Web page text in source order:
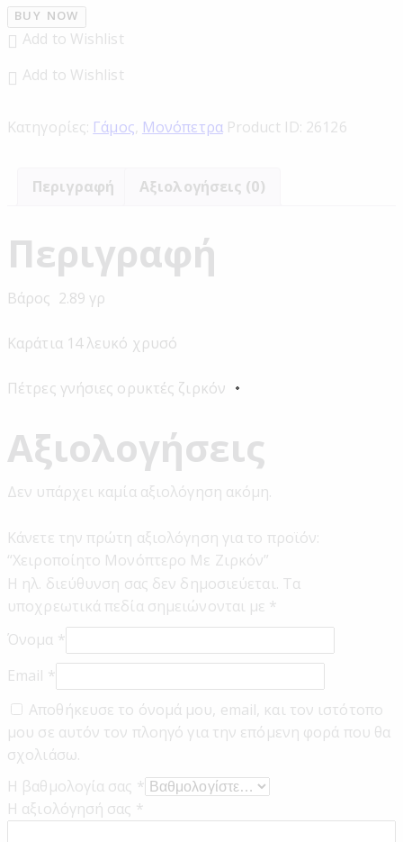
BUY NOW
Add to Wishlist
Add to Wishlist
Κατηγορίες: Γάμος, Μονόπετρα Product ID: 26126
Περιγραφή Αξιολογήσεις (0)
Περιγραφή
Βάρος 2.89 γρ
Καράτια 14 λευκό χρυσό
Πέτρες γνήσιες ορυκτές ζιρκόν
Αξιολογήσεις
Δεν υπάρχει καμία αξιολόγηση ακόμη.
Κάνετε την πρώτη αξιολόγηση για το προϊόν:
“Χειροποίητο Μονόπτερο Με Ζιρκόν”
Η ηλ. διεύθυνση σας δεν δημοσιεύεται. Τα
υποχρεωτικά πεδία σημειώνονται με *
Όνομα *
Email *
Αποθήκευσε το όνομά μου, email, και τον ιστότοπο
μου σε αυτόν τον πλοηγό για την επόμενη φορά που θα
σχολιάσω.
Η βαθμολογία σας *
Η αξιολόγησή σας *